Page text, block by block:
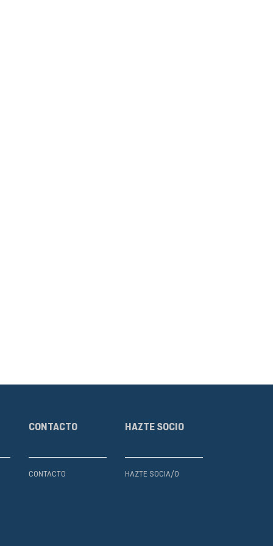
CONTACTO
CONTACTO
HAZTE SOCIO
HAZTE SOCIA/O